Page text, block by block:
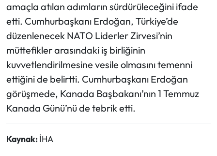
amaçla atılan adımların sürdürüleceğini ifade
etti. Cumhurbaşkanı Erdoğan, Türkiye’de
düzenlenecek NATO Liderler Zirvesi’nin
müttefikler arasındaki iş birliğinin
kuvvetlendirilmesine vesile olmasını temenni
ettiğini de belirtti. Cumhurbaşkanı Erdoğan
görüşmede, Kanada Başbakanı’nın 1 Temmuz
Kanada Günü’nü de tebrik etti.
Kaynak: İHA